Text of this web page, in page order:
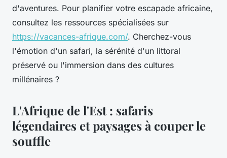
d'aventures. Pour planifier votre escapade africaine,
consultez les ressources spécialisées sur
https://vacances-afrique.com/. Cherchez-vous
l'émotion d'un safari, la sérénité d'un littoral
préservé ou l'immersion dans des cultures
millénaires ?
L'Afrique de l'Est : safaris
légendaires et paysages à couper le
souffle